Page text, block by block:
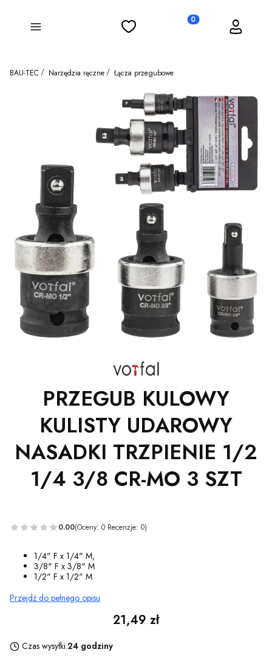
Menu Ulubione Produkty w koszyku:
Koszyk Zaloguj się
BAU-TEC Narzędzia ręczne Łącza przegubowe
PRZEGUB KULOWY
KULISTY UDAROWY
NASADKI TRZPIENIE 1/2
1/4 3/8 CR-MO 3 SZT
0.00(Oceny: 0 Recenzje: 0)
1/4" F x 1/4" M,
3/8" F x 3/8" M
1/2" F x 1/2" M
Przejdź do pełnego opisu
Cena
21,49 zł
Czas wysyłki:24 godziny